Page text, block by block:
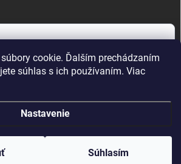
cookie. Ďalším prechádzaním
súhlas s ich používaním. Viac
Nastavenie
Súhlasím
Prihlásiť sa
. Všetky práva vyhradené.